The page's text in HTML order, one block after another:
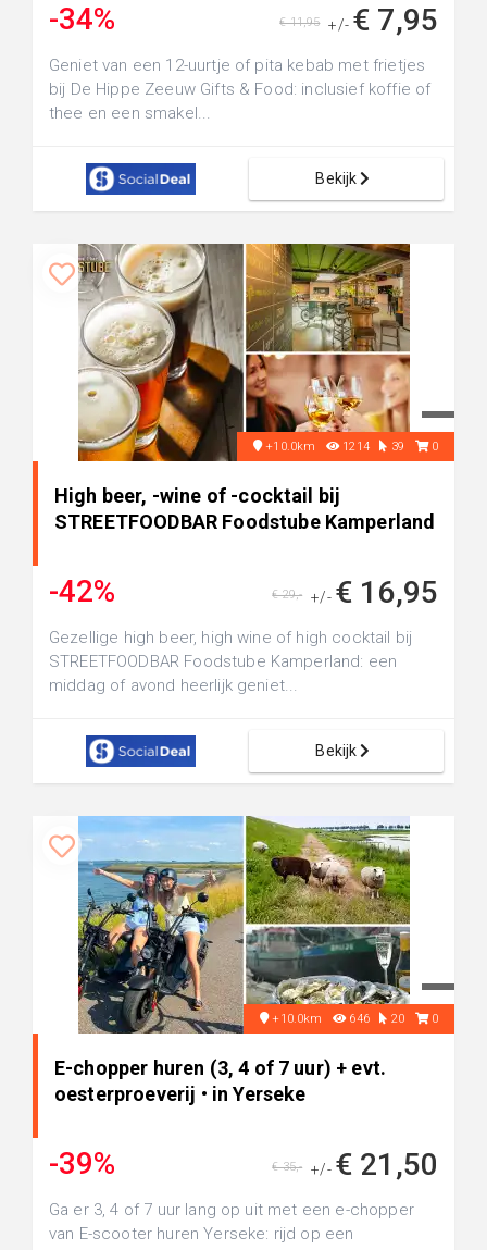
-34% +/- € 7,95
€ 11,95
Geniet van een 12-uurtje of pita kebab met frietjes
bij De Hippe Zeeuw Gifts & Food: inclusief koffie of
thee en een smakel...
Bekijk
+10.0km 1214 39 0
High beer, -wine of -cocktail bij
STREETFOODBAR Foodstube Kamperland
-42% +/- € 16,95
€ 29,-
Gezellige high beer, high wine of high cocktail bij
STREETFOODBAR Foodstube Kamperland: een
middag of avond heerlijk geniet...
Bekijk
+10.0km 646 20 0
E-chopper huren (3, 4 of 7 uur) + evt.
oesterproeverij • in Yerseke
-39% +/- € 21,50
€ 35,-
Ga er 3, 4 of 7 uur lang op uit met een e-chopper
van E-scooter huren Yerseke: rijd op een